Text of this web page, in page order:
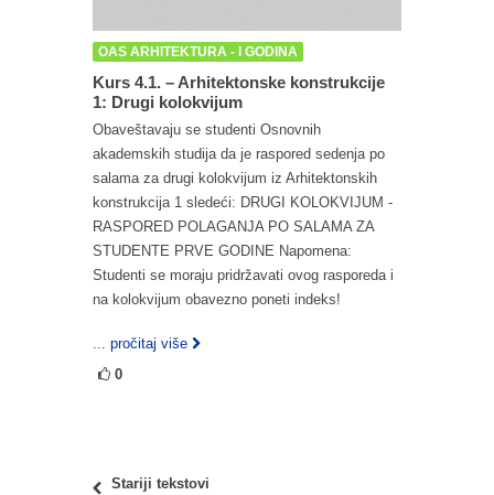
OAS ARHITEKTURA - I GODINA
Kurs 4.1. – Arhitektonske konstrukcije
1: Drugi kolokvijum
Obaveštavaju se studenti Osnovnih
akademskih studija da je raspored sedenja po
salama za drugi kolokvijum iz Arhitektonskih
konstrukcija 1 sledeći: DRUGI KOLOKVIJUM -
RASPORED POLAGANJA PO SALAMA ZA
STUDENTE PRVE GODINE Napomena:
Studenti se moraju pridržavati ovog rasporeda i
na kolokvijum obavezno poneti indeks!
... pročitaj više
0
Stariji tekstovi